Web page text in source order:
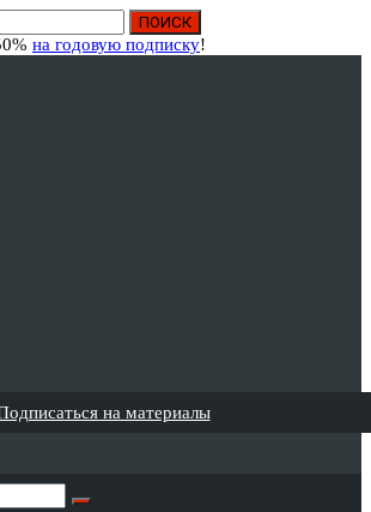
на годовую подписку!
на материалы